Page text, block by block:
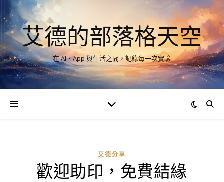
艾德的部落格天空
在 AI、App 與生活之間，記錄每一次實驗
艾德分享
歡迎助印，免費結緣